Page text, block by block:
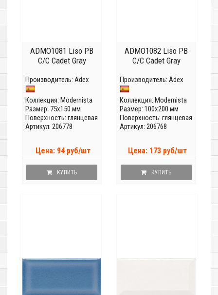
ADMO1081 Liso PB
C/C Cadet Gray
Производитель: Adex
Коллекция: Modernista
Размер: 75x150 мм
Поверхность: глянцевая
Артикул: 206778
Цена: 94 руб/шт
КУПИТЬ
ADMO1082 Liso PB
C/C Cadet Gray
Производитель: Adex
Коллекция: Modernista
Размер: 100x200 мм
Поверхность: глянцевая
Артикул: 206768
Цена: 173 руб/шт
КУПИТЬ